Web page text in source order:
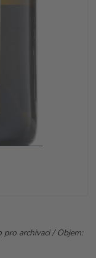
pro archivaci / Objem: